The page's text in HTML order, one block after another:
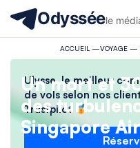
Odysséele
ACCUEIL —VOYAGE—
Ulysse, le meilleur
de vols selon nos
Trustpilot
Un mort et
des
Singapore